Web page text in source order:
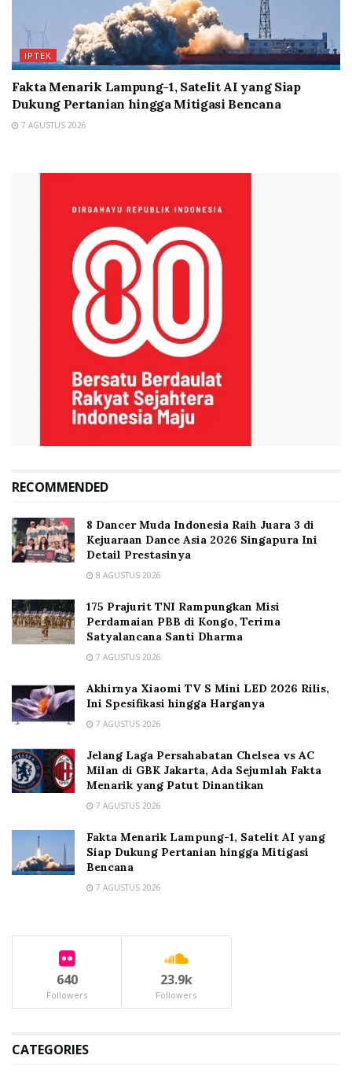
IPTEK
Fakta Menarik Lampung-1, Satelit AI yang Siap
Dukung Pertanian hingga Mitigasi Bencana
7 AGUSTUS 2026
RECOMMENDED
8 Dancer Muda Indonesia Raih Juara 3 di
Kejuaraan Dance Asia 2026 Singapura Ini
Detail Prestasinya
8 AGUSTUS 2026
175 Prajurit TNI Rampungkan Misi
Perdamaian PBB di Kongo, Terima
Satyalancana Santi Dharma
7 AGUSTUS 2026
Akhirnya Xiaomi TV S Mini LED 2026 Rilis,
Ini Spesifikasi hingga Harganya
7 AGUSTUS 2026
Jelang Laga Persahabatan Chelsea vs AC
Milan di GBK Jakarta, Ada Sejumlah Fakta
Menarik yang Patut Dinantikan
7 AGUSTUS 2026
Fakta Menarik Lampung-1, Satelit AI yang
Siap Dukung Pertanian hingga Mitigasi
Bencana
7 AGUSTUS 2026
640
Followers
23.9k
Followers
CATEGORIES